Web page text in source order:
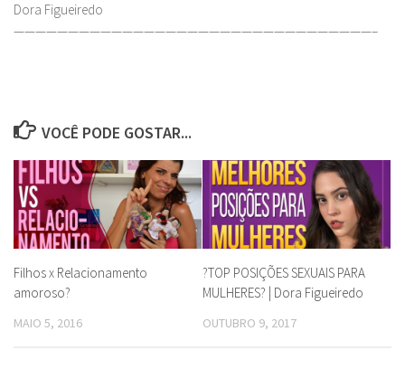
Dora Figueiredo
—————————————————————————————————–
VOCÊ PODE GOSTAR...
Filhos x Relacionamento
amoroso?
MAIO 5, 2016
?TOP POSIÇÕES SEXUAIS PARA
MULHERES? | Dora Figueiredo
OUTUBRO 9, 2017